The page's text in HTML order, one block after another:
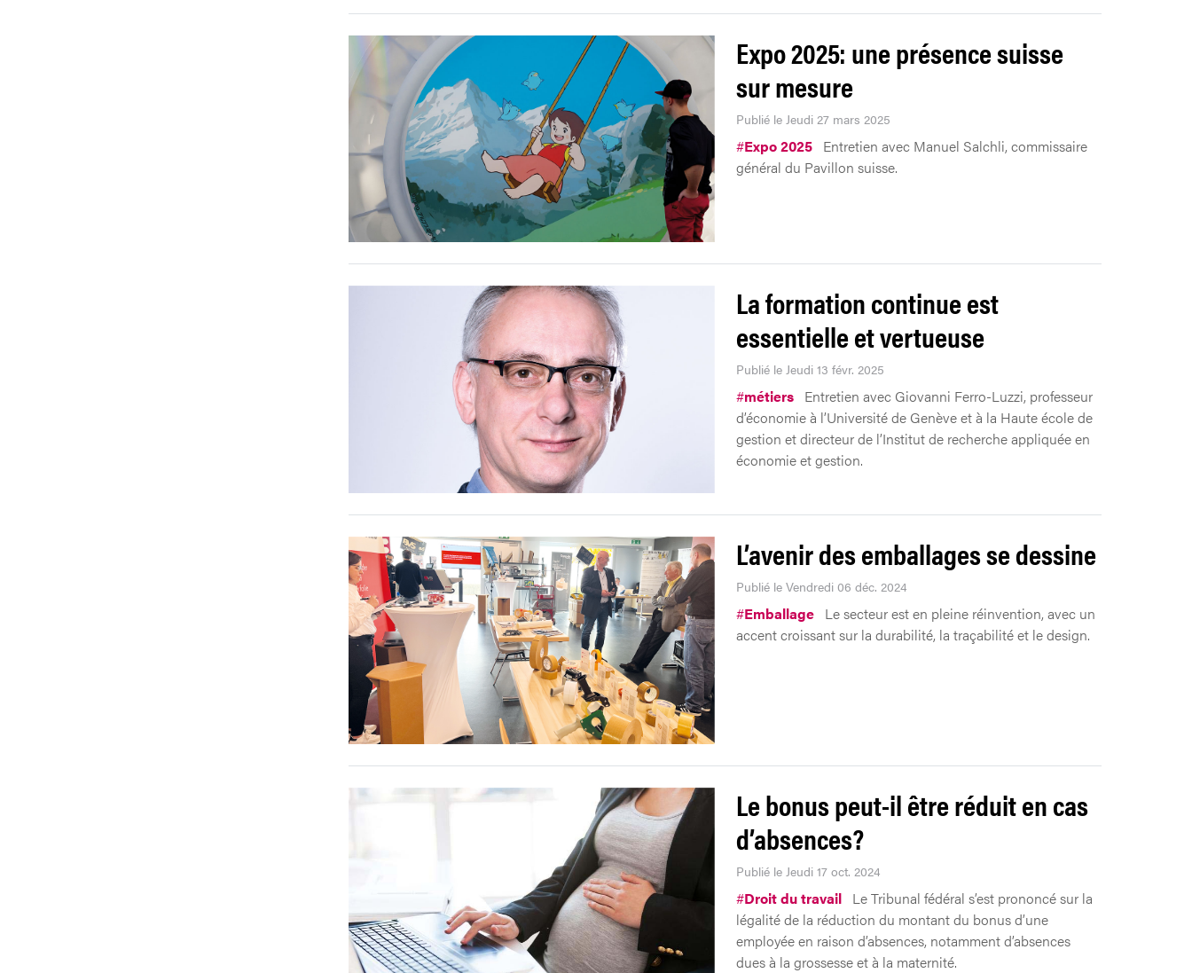
Expo 2025: une présence suisse
sur mesure
Publié le Jeudi 27 mars 2025
#Expo 2025 Entretien avec Manuel Salchli, commissaire
général du Pavillon suisse.
La formation continue est
essentielle et vertueuse
Publié le Jeudi 13 févr. 2025
#métiers Entretien avec Giovanni Ferro-Luzzi, professeur
d’économie à l’Université de Genève et à la Haute école de
gestion et directeur de l’Institut de recherche appliquée en
économie et gestion.
L’avenir des emballages se dessine
Publié le Vendredi 06 déc. 2024
#Emballage Le secteur est en pleine réinvention, avec un
accent croissant sur la durabilité, la traçabilité et le design.
Le bonus peut-il être réduit en cas
d’absences?
Publié le Jeudi 17 oct. 2024
#Droit du travail Le Tribunal fédéral s’est prononcé sur la
légalité de la réduction du montant du bonus d’une
employée en raison d’absences, notamment d’absences
dues à la grossesse et à la maternité.